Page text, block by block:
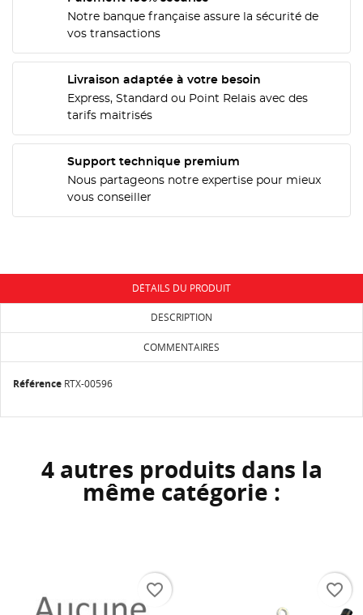
Notre banque française assure la sécurité de
vos transactions
Livraison adaptée à votre besoin
Express, Standard ou Point Relais avec des
tarifs maitrisés
Support technique premium
Nous partageons notre expertise pour mieux
vous conseiller
DÉTAILS DU PRODUIT
DESCRIPTION
COMMENTAIRES
Référence RTX-00596
4 autres produits dans la
même catégorie :
favorite_border favorite_border
MES LISTES
add_circle_outline
CRÉER UNE LISTE D'ENVIES
NOM DE LA LISTE D'ENVIES
Annuler
CONNEXION
Vous devez être connecté pour ajouter des produits
Annuler Connexion